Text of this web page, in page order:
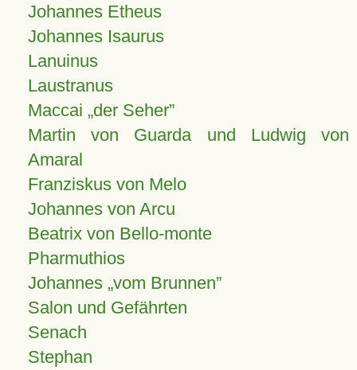
Johannes Etheus
Johannes Isaurus
Lanuinus
Laustranus
Maccai „der Seher”
Martin von Guarda und Ludwig von
Amaral
Franziskus von Melo
Johannes von Arcu
Beatrix von Bello-monte
Pharmuthios
Johannes vom Brunnen
Salon und Gefährten
Senach
Stephan